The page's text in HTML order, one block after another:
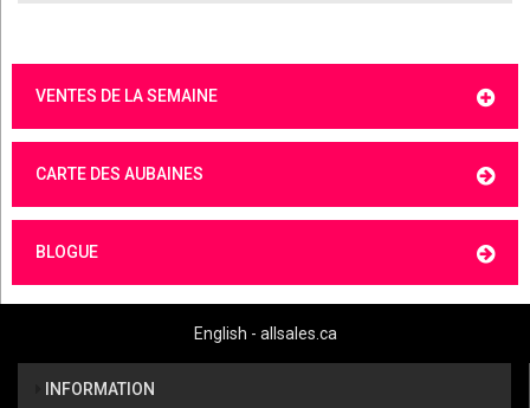
VENTES DE LA SEMAINE
CARTE DES AUBAINES
BLOGUE
English - allsales.ca
INFORMATION